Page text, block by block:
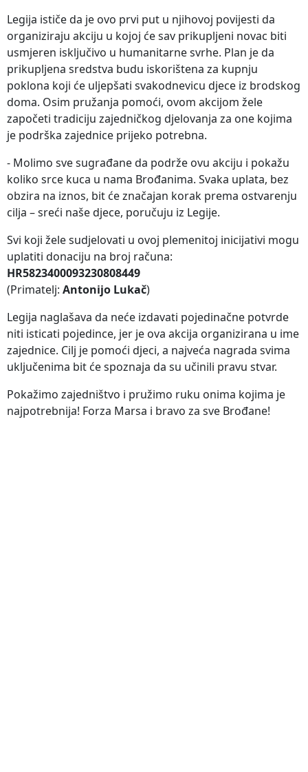
Legija ističe da je ovo prvi put u njihovoj povijesti da
organiziraju akciju u kojoj će sav prikupljeni novac biti
usmjeren isključivo u humanitarne svrhe. Plan je da
prikupljena sredstva budu iskorištena za kupnju
poklona koji će uljepšati svakodnevicu djece iz brodskog
doma. Osim pružanja pomoći, ovom akcijom žele
započeti tradiciju zajedničkog djelovanja za one kojima
je podrška zajednice prijeko potrebna.
- Molimo sve sugrađane da podrže ovu akciju i pokažu
koliko srce kuca u nama Brođanima. Svaka uplata, bez
obzira na iznos, bit će značajan korak prema ostvarenju
cilja – sreći naše djece, poručuju iz Legije.
Svi koji žele sudjelovati u ovoj plemenitoj inicijativi mogu
uplatiti donaciju na broj računa:
HR5823400093230808449
(Primatelj: Antonijo Lukač)
Legija naglašava da neće izdavati pojedinačne potvrde
niti isticati pojedince, jer je ova akcija organizirana u ime
zajednice. Cilj je pomoći djeci, a najveća nagrada svima
uključenima bit će spoznaja da su učinili pravu stvar.
Pokažimo zajedništvo i pružimo ruku onima kojima je
najpotrebnija! Forza Marsa i bravo za sve Brođane!